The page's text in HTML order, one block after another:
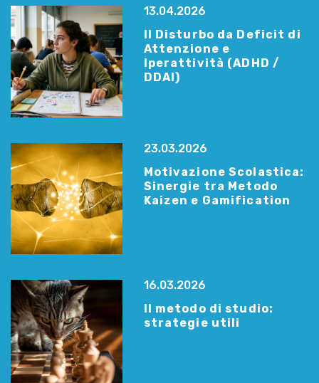
13.04.2026
Il Disturbo da Deficit di
Attenzione e
Iperattività (ADHD /
DDAI)
23.03.2026
Motivazione Scolastica:
Sinergie tra Metodo
Kaizen e Gamification
16.03.2026
Il metodo di studio:
strategie utili